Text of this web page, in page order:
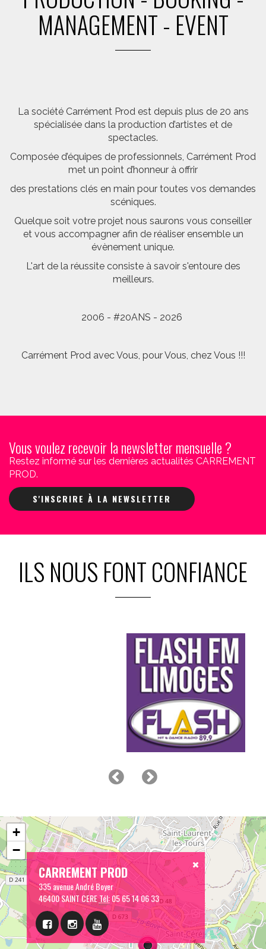
MANAGEMENT - EVENT
La société Carrément Prod est depuis plus de 20 ans
spécialisée dans la production d’artistes et de
spectacles.
Composée d’équipes de professionnels, Carrément Prod
met un point d’honneur à offrir
des prestations clés en main pour toutes vos demandes
scéniques.
Quelque soit votre projet nous saurons vous conseiller
et vous accompagner afin de réaliser ensemble un
évènement unique.
L'art de la réussite consiste à savoir s'entoure des
meilleurs.
2006 - #20ANS - 2026
Carrément Prod avec Vous, pour Vous, chez Vous !!!
Vous voulez recevoir la newsletter mensuelle ?
Restez informé sur les dernières actualités CARREMENT
PROD.
S'INSCRIRE À LA NEWSLETTER
ILS NOUS FONT CONFIANCE
CARREMENT PROD
335 avenue André Boyer
46400 SAINT CERETél:05 65 14 06 33
+
−